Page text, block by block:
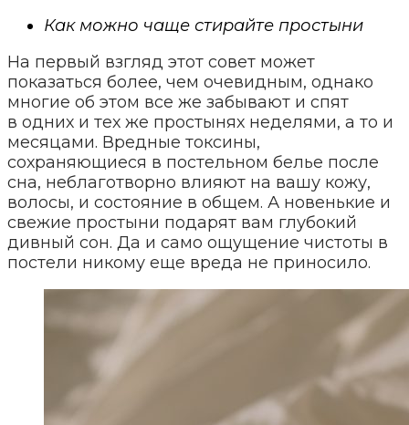
Как можно чаще стирайте простыни
На первый взгляд этот совет может
показаться более, чем очевидным, однако
многие об этом все же забывают и спят
в одних и тех же простынях неделями, а то и
месяцами. Вредные токсины,
сохраняющиеся в постельном белье после
сна, неблаготворно влияют на вашу кожу,
волосы, и состояние в общем. А новенькие и
свежие простыни подарят вам глубокий
дивный сон. Да и само ощущение чистоты в
постели никому еще вреда не приносило.